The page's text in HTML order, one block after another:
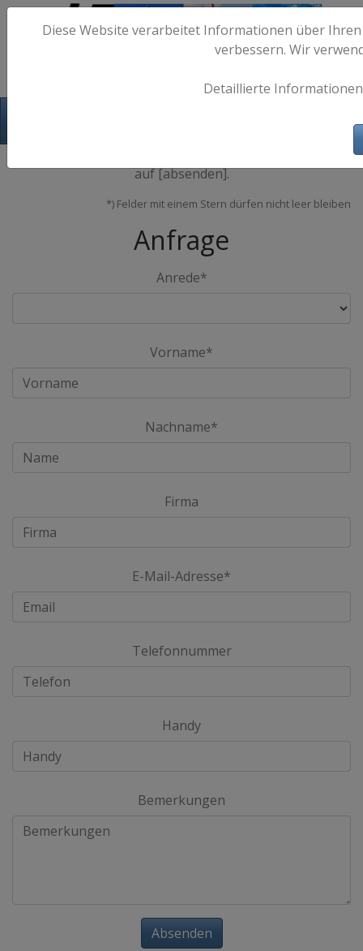
auf [absenden].
*) Felder mit einem Stern dürfen nicht leer bleiben
Anfrage
Anrede*
Vorname*
Nachname*
Firma
E-Mail-Adresse*
Telefonnummer
Handy
Bemerkungen
Absenden
Diese Website verarbeitet Informationen über
verbessern. Wir
Detaillierte